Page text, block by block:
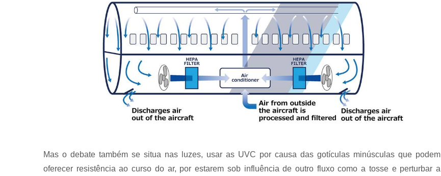
Mas o debate também se situa nas luzes, usar as UVC por causa das gotículas minúsculas que podem
oferecer resistência ao curso do ar, por estarem sob influência de outro fluxo como a tosse e perturbar a